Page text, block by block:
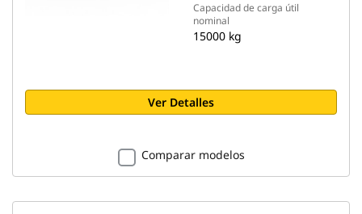
Capacidad de carga útil
nominal
15000 kg
Ver Detalles
Comparar modelos